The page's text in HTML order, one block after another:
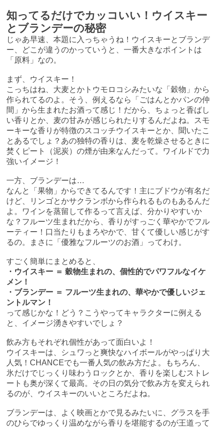
知ってるだけでカッコいい！ウイスキー
とブランデーの秘密
じゃあ早速、本題に入っちゃうね！ウイスキーとブランデ
ー、どこが違うのかっていうと、一番大きなポイントは
「原料」なの。
まず、ウイスキー！
こっちはね、大麦とかトウモロコシみたいな「穀物」から
作られてるのよ。そう、例えるなら「ごはんとかパンの仲
間」から生まれたお酒って感じ！だから、ちょっと香ばし
い香りとか、麦の甘みが感じられたりするんだよね。スモ
ーキーな香りが特徴のスコッチウイスキーとか、聞いたこ
とあるでしょ？あの独特の香りは、麦を乾燥させるときに
焚くピート（泥炭）の煙が由来なんだって。ワイルドで力
強いイメージ！
一方、ブランデーは…
なんと「果物」からできてるんです！主にブドウが有名だ
けど、リンゴとかサクランボから作られるものもあるんだ
よ。ワインを蒸留して作るって言えば、分かりやすいか
な？フルーツ生まれだから、香りがすっごく華やかでフル
ーティー！口当たりもまろやかで、甘くて優しい感じがす
るの。まさに「優雅なフルーツのお酒」ってわけ。
すごく簡単にまとめると、
・ウイスキー ＝ 穀物生まれの、個性的でパワフルなイケ
メン！
・ブランデー ＝ フルーツ生まれの、華やかで優しいジェ
ントルマン！
って感じかな！どう？こうやってキャラクターに例える
と、イメージ湧きやすいでしょ？
飲み方もそれぞれ個性があって面白いよ！
ウイスキーは、シュワっと爽快なハイボールがやっぱり大
人気！CHANCEでも一番人気の飲み方だよ。もちろん、
氷だけでじっくり味わうロックとか、香りを楽しむストレ
ートも奥が深くて最高。その日の気分で飲み方を変えられ
るのが、ウイスキーのいいところだよね。
ブランデーは、よく映画とかで見るみたいに、グラスを手
のひらでゆっくり温めながら香りを堪能するのが王道って